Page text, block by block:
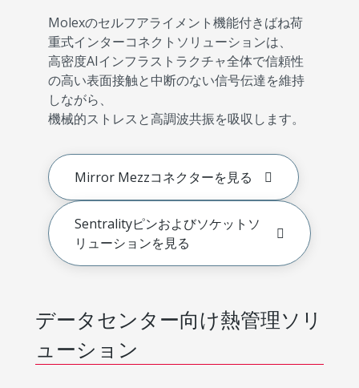
Molexのセルフアライメント機能付きばね荷
重式インターコネクトソリューションは、
高密度AIインフラストラクチャ全体で信頼性
の高い表面接触と中断のない信号伝達を維持
しながら、
機械的ストレスと高調波共振を吸収します。
Mirror Mezzコネクターを見る
Sentralityピンおよびソケットソ
リューションを見る
データセンター向け熱管理ソリ
ューション